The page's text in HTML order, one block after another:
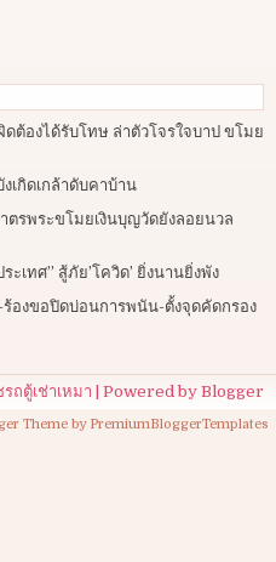
ดต้องได้รับโทษ ล่าตัวโจรใจบาป ขโมย
เกิดเกล้าดับคาบ้าน
าตรพระขโมยเงินบุญวัดยังลอยนวล
เทศ” สู้ภัย’โควิด’ ยิ่งนานยิ่งพัง
ร้องขอปิดบ่อนการพนัน-ตั้งจุดคัดกรอง
ถตู้เช่าเหมา | Powered by Blogger
Theme by PremiumBloggerTemplates